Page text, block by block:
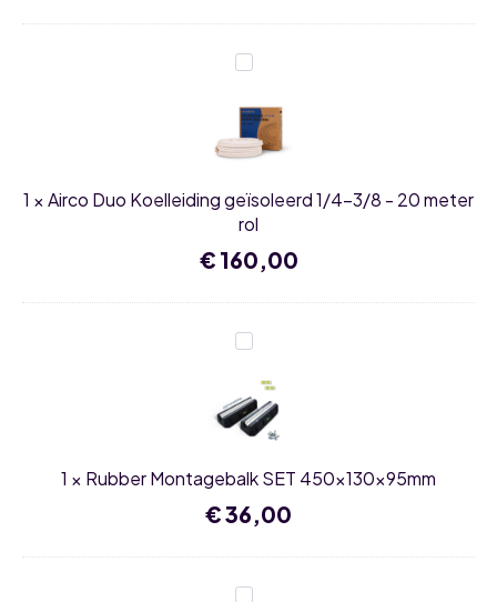
Airco
Duo
geïsoleerd
1/4-
3/8
meter
rol
1 ×Airco Duo Koelleiding geïsoleerd 1/4-3/8 - 20 meter
rol
€ 160,00
Rubber
Montagebalk
SET
450x130x95mm
1 × Rubber Montagebalk SET 450x130x95mm
€36,00
Airco